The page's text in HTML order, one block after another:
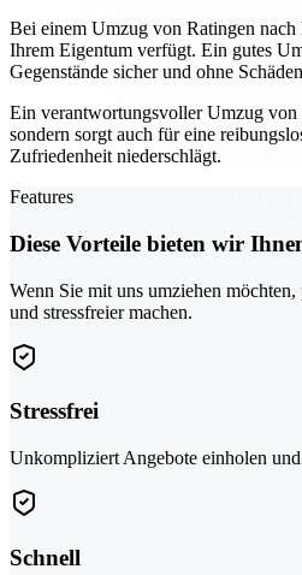
Bei einem Umzug von Ratingen nach
Ihrem Eigentum verfügt. Ein gutes
Gegenstände sicher und ohne
Ein verantwortungsvoller Umzug von
sondern sorgt auch für eine
Zufriedenheit niederschlägt.
Features
Diese Vorteile bieten wir
Wenn Sie mit uns umziehen
und stressfreier machen.
Stressfrei
Unkompliziert Angebote einholen
Schnell